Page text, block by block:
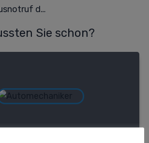
Was ist der Hausnotruf der Johanniter?
Sie schon?